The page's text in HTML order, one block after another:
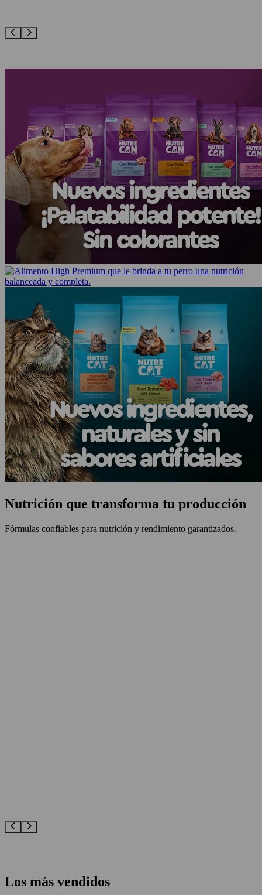
Nutrición que transforma tu producción
Fórmulas confiables para nutrición y rendimiento garantizados.
Los más vendidos